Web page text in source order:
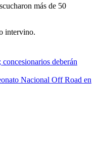
más de 50
intervino.
concesionarios deberán
Nacional Off Road en